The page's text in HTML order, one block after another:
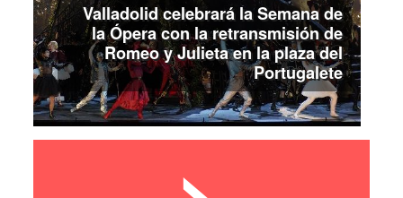
Valladolid celebrará la Semana de
la Ópera con la retransmisión de
Romeo y Julieta en la plaza del
Portugalete